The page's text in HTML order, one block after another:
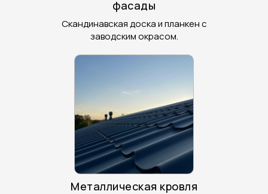
фасады
Скандинавская доска и планкен с
заводским окрасом.
Металлическая кровля